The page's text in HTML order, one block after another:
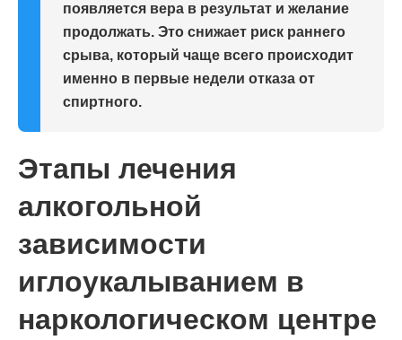
появляется вера в результат и желание
продолжать. Это снижает риск раннего
срыва, который чаще всего происходит
именно в первые недели отказа от
спиртного.
Этапы лечения
алкогольной
зависимости
иглоукалыванием в
наркологическом центре